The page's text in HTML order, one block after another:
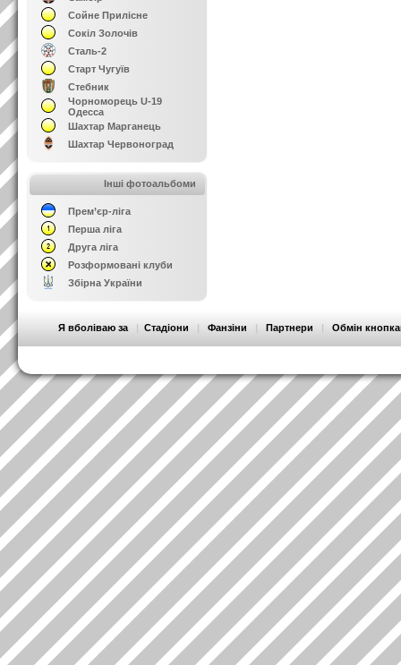
Сойне Прилісне
Сокіл Золочів
Сталь-2
Старт Чугуїв
Стебник
Чорноморець U-19
Одесса
Шахтар Марганець
Шахтар Червоноград
Інші фотоальбоми
Прем’єр-ліга
Перша ліга
Друга ліга
Розформовані клуби
Збірна України
Я вболіваю за | Стадіони | Фанзіни | Партнери | Обмін